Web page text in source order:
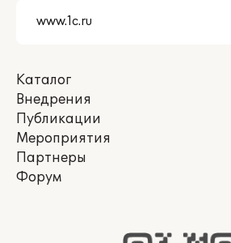
Каталог
Внедрения
Публикации
Мероприятия
Партнеры
Форум